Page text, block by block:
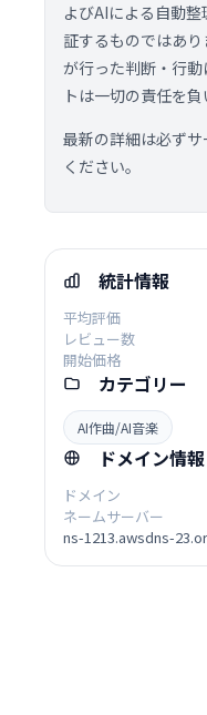
よびAIによる自動
証するものではあ
が行った判断・行
トは一切の責任を負
最新の詳細は必ず
ください。
統計情報
平均評価
レビュー数
開始価格
カテゴリー
AI作曲/AI音楽
ドメイン情報
ドメイン
ネームサーバー
ns-1213.awsdns-